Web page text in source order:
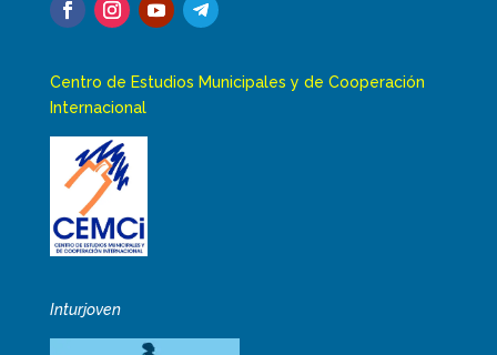
Centro de Estudios Municipales y de Cooperación
Internacional
Inturjoven